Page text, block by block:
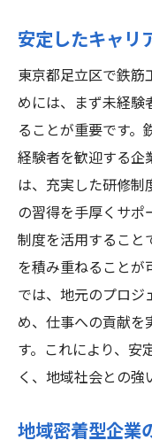
求人サイトと
筋工求人を探す
効果的な
地元掲示
求人サイ
足立区特
効率的な
応募前に
資格取得支援
らスキルアップ
資格取得
企業選び
資格取得
支援制度
安定したキャリ
東京都足立区で鉄
めには、まず未経
ることが重要です。
経験者を歓迎する企
は、充実した研修制
の習得を手厚くサポ
制度を活用すること
を積み重ねることが
では、地元のプロ
め、仕事への貢献を
す。これにより、安
く、地域社会との強
地域密着型企業